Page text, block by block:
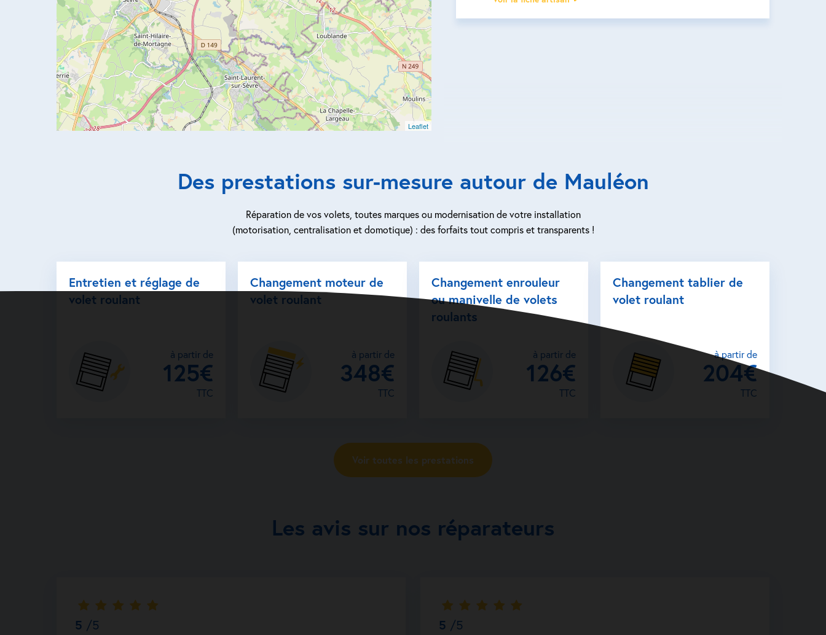
Leaflet
Des prestations sur-mesure autour de Mauléon
Réparation de vos volets, toutes marques ou modernisation de votre installation
(motorisation, centralisation et domotique) : des forfaits tout compris et transparents !
Entretien et réglage de
volet roulant
à partir de
125€
TTC
Changement moteur de
volet roulant
à partir de
348€
TTC
Changement enrouleur
ou manivelle de volets
roulants
à partir de
126€
TTC
Changement tablier de
volet roulant
à partir de
204€
TTC
Voir toutes les prestations
Les avis sur nos réparateurs
5 /5 5 /5